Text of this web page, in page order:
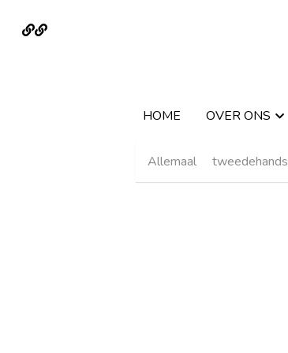
HOME OVER ONS
HOME OVER ONS
Allemaal tweedehands